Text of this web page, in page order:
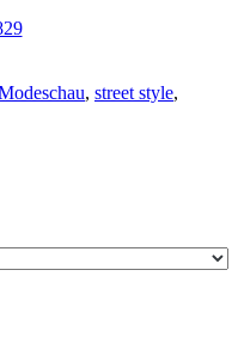
, street style,